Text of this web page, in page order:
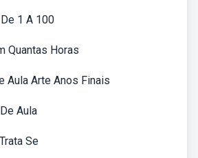
1 A 100
Quantas Horas
Aula Arte Anos Finais
Aula
Se